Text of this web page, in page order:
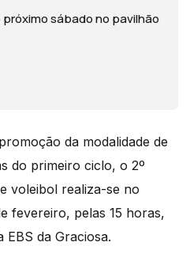
sábado no pavilhão
da modalidade de
do primeiro ciclo, o 2º
voleibol realiza-se no
fevereiro, pelas 15 horas,
da Graciosa.